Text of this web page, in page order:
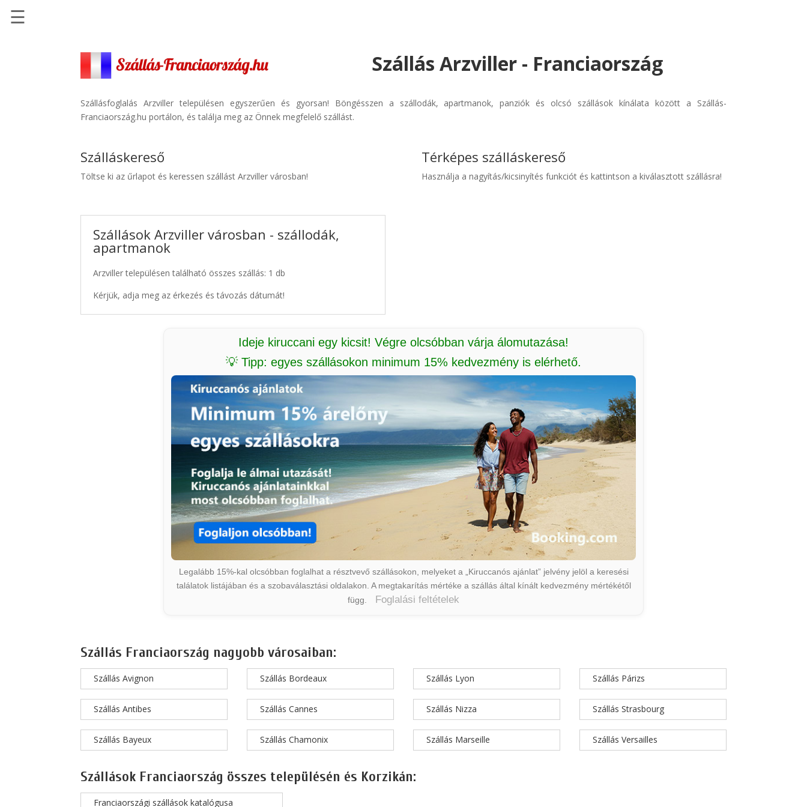
Szállásinfo.eu
Repülőjegy
Autóbérlés
☰
Szállás Arzviller - Franciaország
Szállásfoglalás Arzviller településen egyszerűen és gyorsan! Böngésszen a szállodák, apartmanok, panziók és olcsó szállások kínálata között a Szállás-
Franciaország.hu portálon, és találja meg az Önnek megfelelő szállást.
Szálláskereső
Töltse ki az űrlapot és keressen szállást Arzviller városban!
Szállások Arzviller városban - szállodák,
apartmanok
Arzviller településen található összes szállás: 1 db
Kérjük, adja meg az érkezés és távozás dátumát!
Térképes szálláskereső
Használja a nagyítás/kicsinyítés funkciót és kattintson a kiválasztott szállásra!
Ideje kiruccani egy kicsit! Végre olcsóbban várja álomutazása!
💡 Tipp: egyes szállásokon minimum 15% kedvezmény is elérhető.
Legalább 15%-kal olcsóbban foglalhat a résztvevő szállásokon, melyeket a „Kiruccanós ajánlat” jelvény jelöl a keresési
találatok listájában és a szobaválasztási oldalakon. A megtakarítás mértéke a szállás által kínált kedvezmény mértékétől
függ.
Foglalási feltételek
Szállás Franciaország nagyobb városaiban:
Szállás Avignon
Szállás Antibes
Szállás Bayeux
Szállás Bordeaux
Szállás Cannes
Szállás Chamonix
Szállás Lyon
Szállás Nizza
Szállás Marseille
Szállás Párizs
Szállás Strasbourg
Szállás Versailles
Szállások Franciaország összes településén és Korzikán:
Franciaországi szállások katalógusa